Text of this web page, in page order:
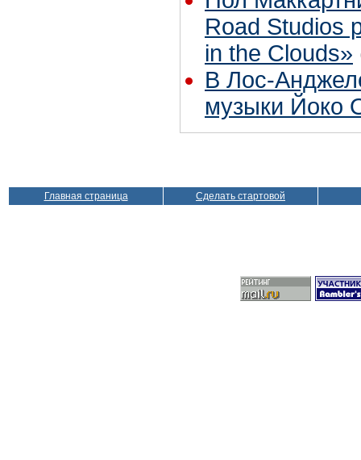
Road Studios
in the Clouds»
В Лос-
музыки Йоко
Главная страница Сделать стартовой